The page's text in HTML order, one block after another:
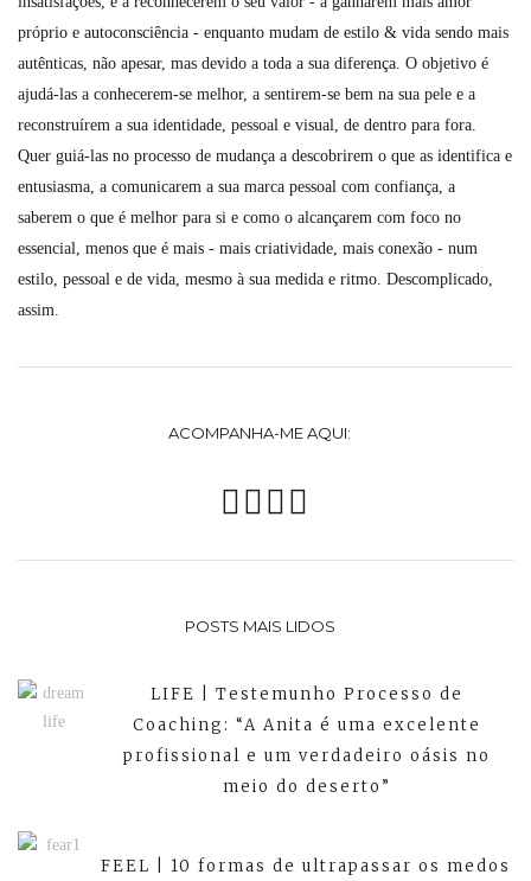
próprio e autoconsciência - enquanto mudam de estilo & vida sendo mais
autênticas, não apesar, mas devido a toda a sua diferença. O objetivo é
ajudá-las a conhecerem-se melhor, a sentirem-se bem na sua pele e a
reconstruírem a sua identidade, pessoal e visual, de dentro para fora.
Quer guiá-las no processo de mudança a descobrirem o que as identifica e
entusiasma, a comunicarem a sua marca pessoal com confiança, a
saberem o que é melhor para si e como o alcançarem com foco no
essencial, menos que é mais - mais criatividade, mais conexão - num
estilo, pessoal e de vida, mesmo à sua medida e ritmo. Descomplicado,
assim.
ACOMPANHA-ME AQUI:
POSTS MAIS LIDOS
LIFE | Testemunho Processo de
Coaching: “A Anita é uma excelente
profissional e um verdadeiro oásis no
meio do deserto”
FEEL | 10 formas de ultrapassar os medos